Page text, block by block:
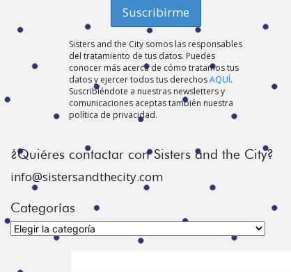
Sisters and the City somos las responsables
del tratamiento de tus datos. Puedes
conocer más acerca de cómo tratamos tus
datos y ejercer todos tus derechosAQUÍ.
Suscribiéndote a nuestras newsletters y
comunicaciones aceptas también nuestra
política de privacidad.
¿Quiéres contactar con Sisters and the City?
info@sistersandthecity.com
Categorías
Categorías